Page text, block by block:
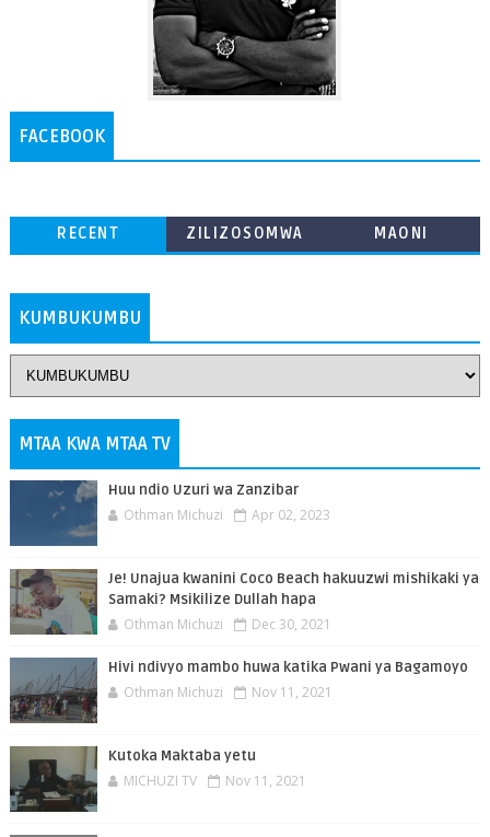
FACEBOOK
RECENT
ZILIZOSOMWA
MAONI
KUMBUKUMBU
MTAA KWA MTAA TV
Huu ndio Uzuri wa Zanzibar
Othman Michuzi Apr 02, 2023
Je! Unajua kwanini Coco Beach hakuuzwi mishikaki ya
Samaki? Msikilize Dullah hapa
Othman Michuzi Dec 30, 2021
Hivi ndivyo mambo huwa katika Pwani ya Bagamoyo
Othman Michuzi Nov 11, 2021
Kutoka Maktaba yetu
MICHUZI TV Nov 11, 2021